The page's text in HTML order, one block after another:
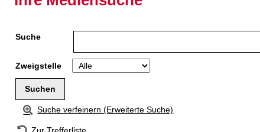
Suche
Zweigstelle
Suche verfeinern (Erweiterte Suche)
Zur Trefferliste